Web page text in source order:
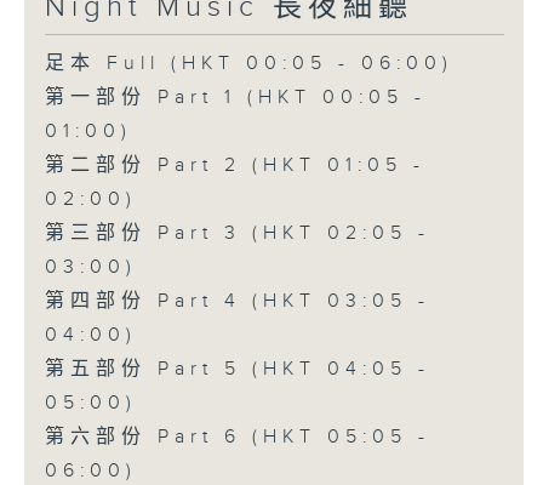
Night Music 長夜細聽
足本 Full (HKT 00:05 - 06:00)
第一部份 Part 1 (HKT 00:05 -
01:00)
第二部份 Part 2 (HKT 01:05 -
02:00)
第三部份 Part 3 (HKT 02:05 -
03:00)
第四部份 Part 4 (HKT 03:05 -
04:00)
第五部份 Part 5 (HKT 04:05 -
05:00)
第六部份 Part 6 (HKT 05:05 -
06:00)